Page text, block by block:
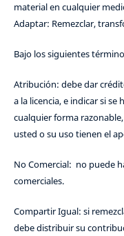
material en cualquier
Adaptar: Remezclar,
Bajo los siguientes
Atribución: debe dar
a la licencia, e indicar si se
cualquier forma
usted o su uso tienen el
No Comercial: no puede
comerciales.
Compartir Igual: si
debe distribuir su